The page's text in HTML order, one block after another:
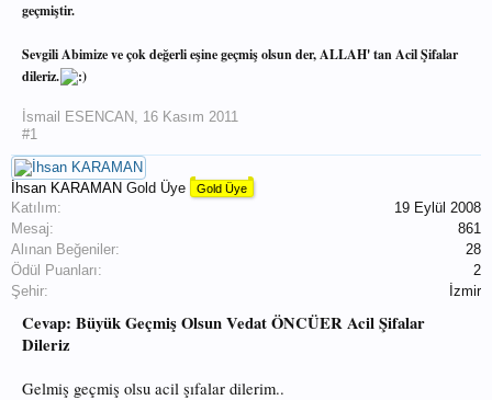
geçmiştir.
Sevgili Abimize ve çok değerli eşine geçmiş olsun der, ALLAH' tan Acil Şifalar
dileriz.
İsmail ESENCAN, 16 Kasım 2011
#1
İhsan KARAMAN Gold Üye Gold Üye
Katılım:
19 Eylül 2008
Mesaj:
861
Alınan Beğeniler:
28
Ödül Puanları:
2
Şehir:
İzmir
Cevap: Büyük Geçmiş Olsun Vedat ÖNCÜER Acil Şifalar
Dileriz
Gelmiş geçmiş olsu acil şıfalar dilerim..